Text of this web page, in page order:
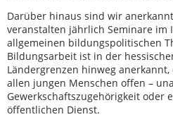
Darüber hinaus sind wir
veranstalten jährlich Seminare im
allgemeinen bildungspolitischen
Bildungsarbeit ist in der
Ländergrenzen hinweg
allen jungen Menschen offen –
Gewerkschaftszugehörigkeit oder
öffentlichen Dienst.